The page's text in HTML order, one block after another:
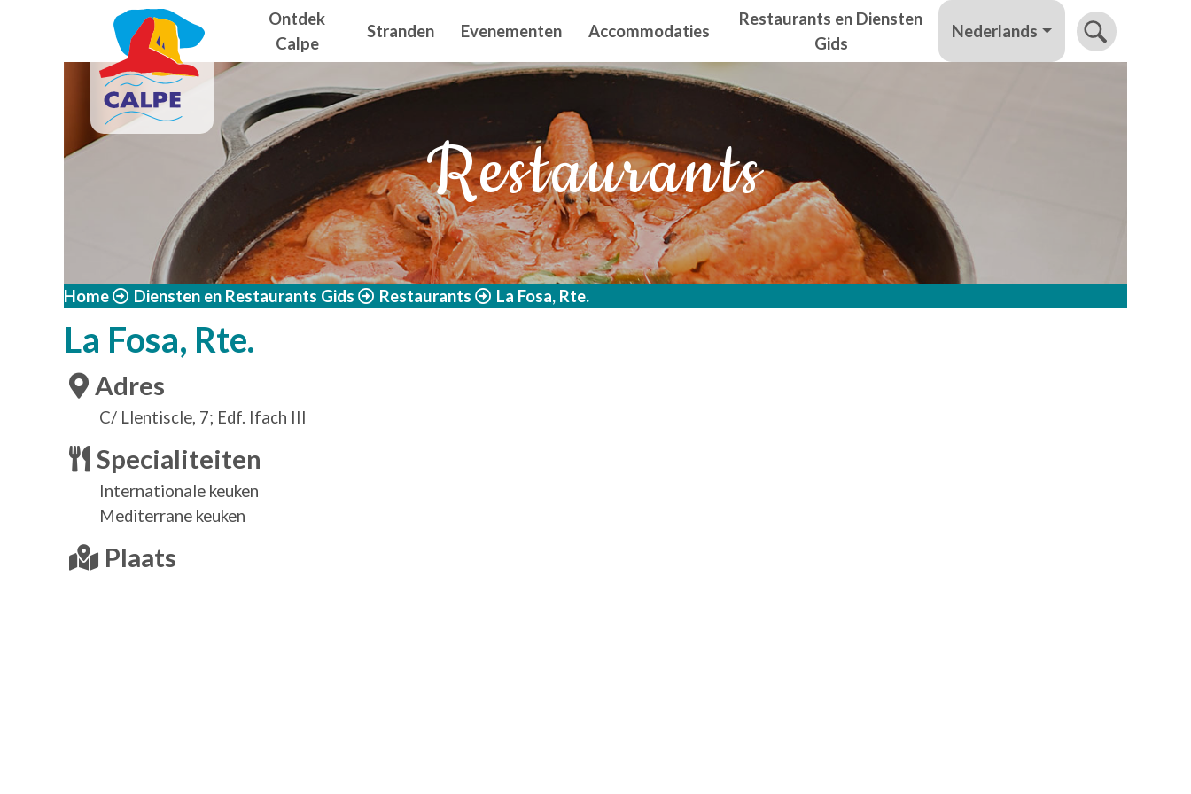
Overslaan en naar de inhoud gaan Navegación principal
Ontdek
Calpe
Stranden Evenementen Accommodaties
Restaurants en Diensten
Gids
Nederlands
Restaurants
Home Diensten en Restaurants Gids Restaurants La Fosa, Rte.
La Fosa, Rte.
Adres
C/ Llentiscle, 7; Edf. Ifach III
Specialiteiten
Internationale keuken
Mediterrane keuken
Plaats